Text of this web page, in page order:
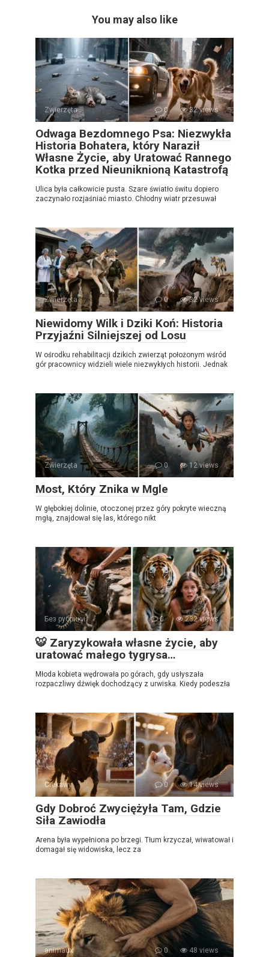
You may also like
Zwierzęta 0 32 views
Odwaga Bezdomnego Psa: Niezwykła
Historia Bohatera, który Naraził
Własne Życie, aby Uratować Rannego
Kotka przed Nieuniknioną Katastrofą
Ulica była całkowicie pusta. Szare światło świtu dopiero
zaczynało rozjaśniać miasto. Chłodny wiatr przesuwał
Zwierzęta 0 32 views
Niewidomy Wilk i Dziki Koń: Historia
Przyjaźni Silniejszej od Losu
W ośrodku rehabilitacji dzikich zwierząt położonym wśród
gór pracownicy widzieli wiele niezwykłych historii. Jednak
Zwierzęta 0 12 views
Most, Który Znika w Mgle
W głębokiej dolinie, otoczonej przez góry pokryte wieczną
mgłą, znajdował się las, którego nikt
Без рубрики 0 232 views
🐯 Zaryzykowała własne życie, aby
uratować małego tygrysa…
Młoda kobieta wędrowała po górach, gdy usłyszała
rozpaczliwy dźwięk dochodzący z urwiska. Kiedy podeszła
Ciekawy 0 14 views
Gdy Dobroć Zwyciężyła Tam, Gdzie
Siła Zawiodła
Arena była wypełniona po brzegi. Tłum krzyczał, wiwatował i
domagał się widowiska, lecz za
animaux 0 48 views